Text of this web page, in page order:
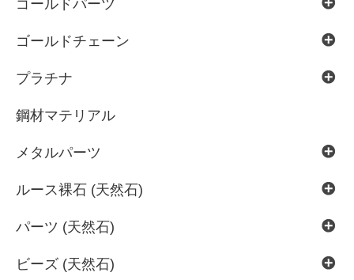
ゴールドパーツ
ゴールドチェーン
プラチナ
鋼材マテリアル
メタルパーツ
ルース裸石 (天然石)
パーツ (天然石)
ビーズ (天然石)